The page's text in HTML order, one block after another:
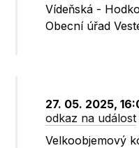
Vídeňská -
Obecní úřad
27. 05. 2025,
odkaz na událost
Velkoobjemový